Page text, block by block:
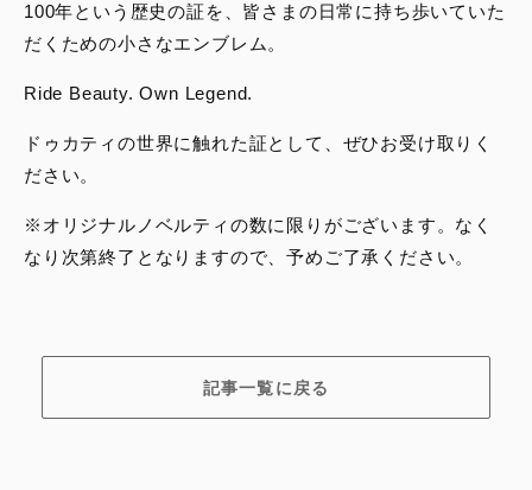
100年という歴史の証を、皆さまの日常に持ち歩いていた
だくための小さなエンブレム。
Ride Beauty. Own Legend.
ドゥカティの世界に触れた証として、ぜひお受け取りく
ださい。
※オリジナルノベルティの数に限りがございます。なく
なり次第終了となりますので、予めご了承ください。
記事一覧に戻る